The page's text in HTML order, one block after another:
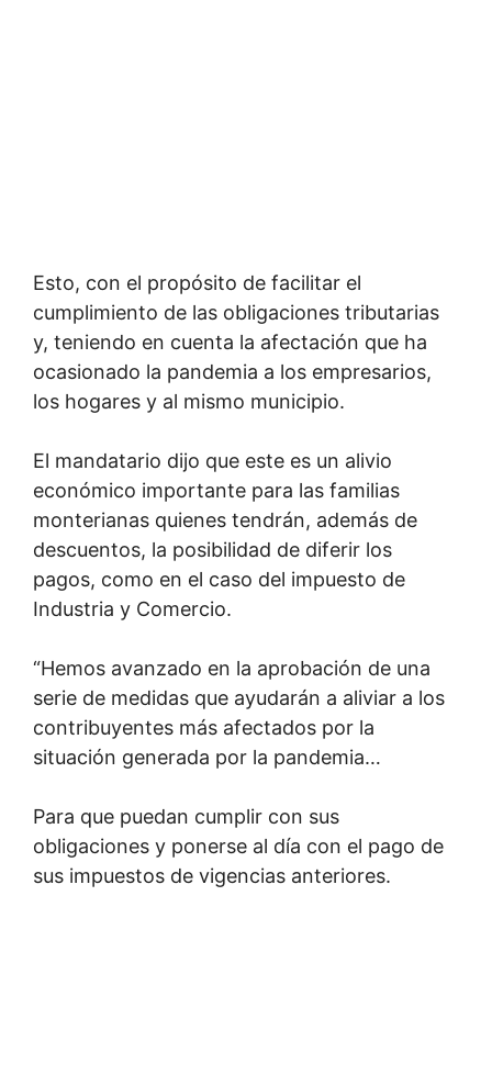
Esto, con el propósito de facilitar el
cumplimiento de las obligaciones tributarias
y, teniendo en cuenta la afectación que ha
ocasionado la pandemia a los empresarios,
los hogares y al mismo municipio.
El mandatario dijo que este es un alivio
económico importante para las familias
monterianas quienes tendrán, además de
descuentos, la posibilidad de diferir los
pagos, como en el caso del impuesto de
Industria y Comercio.
“Hemos avanzado en la aprobación de una
serie de medidas que ayudarán a aliviar a los
contribuyentes más afectados por la
situación generada por la pandemia…
Para que puedan cumplir con sus
obligaciones y ponerse al día con el pago de
sus impuestos de vigencias anteriores.